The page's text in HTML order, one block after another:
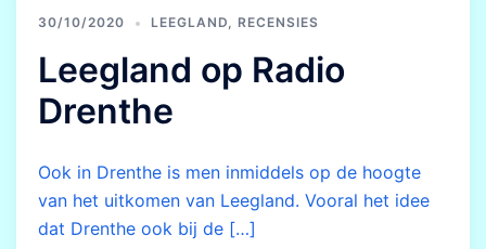
30/10/2020 LEEGLAND RECENSIES
Leegland op Radio
Drenthe
Ook in Drenthe is men inmiddels op de hoogte
van het uitkomen van Leegland. Vooral het idee
dat Drenthe ook bij de […]